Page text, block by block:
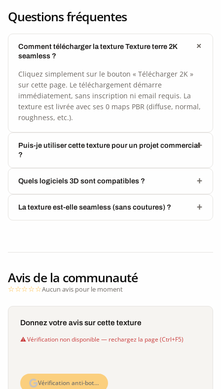
Questions fréquentes
Comment télécharger la texture Texture terre 2K
seamless ?
Cliquez simplement sur le bouton « Télécharger 2K »
sur cette page. Le téléchargement démarre
immédiatement, sans inscription ni email requis. La
texture est livrée avec ses 0 maps PBR (diffuse, normal,
roughness, etc.).
Puis-je utiliser cette texture pour un projet commercial
?
Quels logiciels 3D sont compatibles ?
La texture est-elle seamless (sans coutures) ?
Avis de la communauté
Aucun avis pour le moment
Donnez votre avis sur cette texture
Vérification non disponible — rechargez la page (Ctrl+F5)
Vérification anti-bot…